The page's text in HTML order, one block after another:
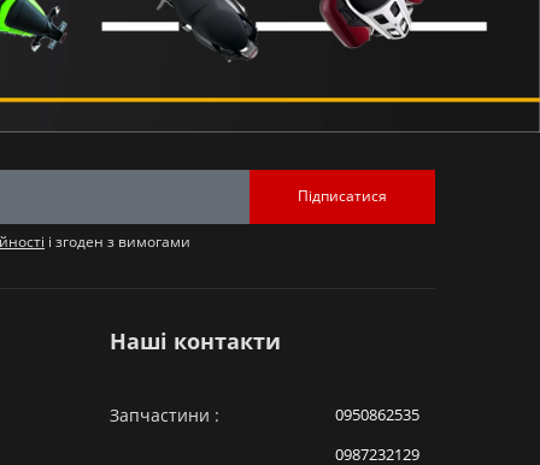
Підписатися
і згоден з вимогами
Наші контакти
Запчастини :
0950862535
0987232129